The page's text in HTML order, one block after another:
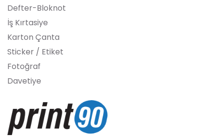
Defter-Bloknot
İş Kırtasiye
Karton Çanta
Sticker / Etiket
Fotoğraf
Davetiye